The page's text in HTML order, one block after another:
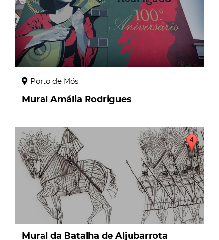
Porto de Mós
Mural Amália Rodrigues
page
Mural da Batalha de Aljubarrota